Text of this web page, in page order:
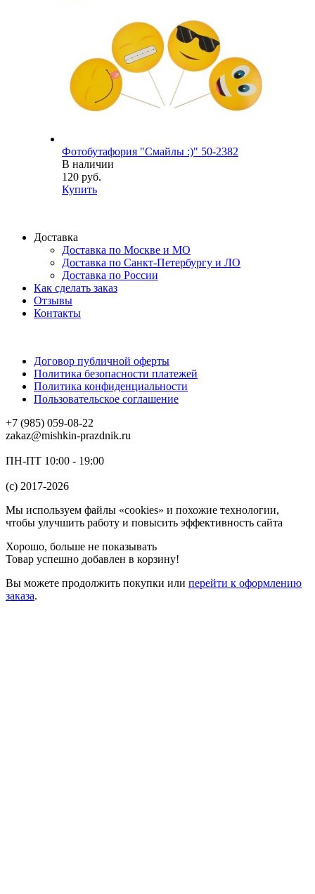
Фотобутафория "Смайлы :)" 50-2382
В наличии
120 руб.
Купить
Доставка
Доставка по Москве и МО
Доставка по Санкт-Петербургу и ЛО
Доставка по России
Как сделать заказ
Отзывы
Контакты
Договор публичной оферты
Политика безопасности платежей
Политика конфиденциальности
Пользовательское соглашение
+7 (985) 059-08-22
zakaz@mishkin-prazdnik.ru
ПН-ПТ 10:00 - 19:00
(c) 2017-2026
Мы используем файлы «cookies» и похожие технологии,
чтобы улучшить работу и повысить эффективность сайта
Хорошо, больше не показывать
Товар успешно добавлен в корзину!
Вы можете продолжить покупки или перейти к оформлению
заказа.